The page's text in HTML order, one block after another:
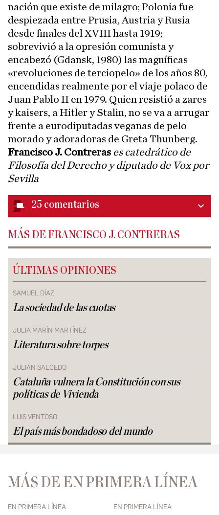
nación que existe de milagro; Polonia fue
despiezada entre Prusia, Austria y Rusia
desde finales del XVIII hasta 1919;
sobrevivió a la opresión comunista y
encabezó (Gdansk, 1980) las magníficas
«revoluciones de terciopelo» de los años 80,
encendidas realmente por el viaje polaco de
Juan Pablo II en 1979. Quien resistió a zares
y kaisers, a Hitler y Stalin, no se va a arrugar
frente a eurodiputadas veganas de pelo
morado y adoradoras de Greta Thunberg.
Francisco J. Contreras es catedrático de
Filosofía del Derecho y diputado de Vox por
Sevilla
25 comentarios
MÁS DE FRANCISCO J. CONTRERAS
ÚLTIMAS OPINIONES
SAMUEL DÍAZ
La sociedad de las cuotas
JULIA MARÍN MARTÍNEZ
Literatura sobre torpes
JULIÁN SALCEDO
Cataluña vulnera la Constitución con sus
políticas de Vivienda
LUIS VENTOSO
El país más bondadoso del mundo
MÁS DE EN PRIMERA LÍNEA
EN PRIMERA LÍNEA EN PRIMERA LÍNEA